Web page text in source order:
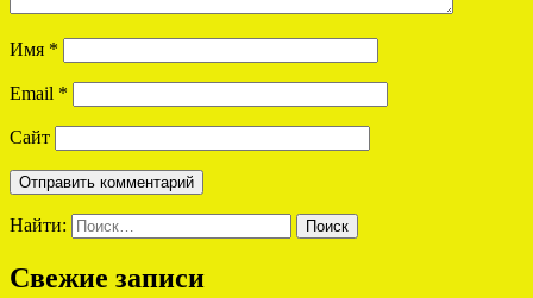
Имя *
Email *
Сайт
Найти:
Свежие записи